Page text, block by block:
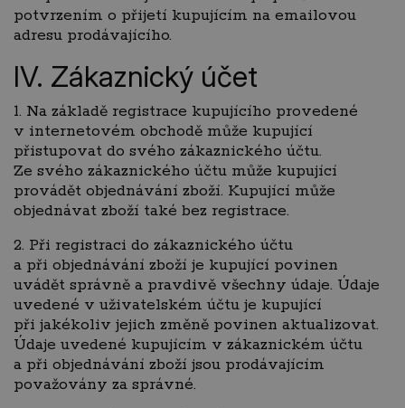
potvrzením o přijetí kupujícím na emailovou
adresu prodávajícího.
IV. Zákaznický účet
1. Na základě registrace kupujícího provedené
v internetovém obchodě může kupující
přistupovat do svého zákaznického účtu.
Ze svého zákaznického účtu může kupující
provádět objednávání zboží. Kupující může
objednávat zboží také bez registrace.
2. Při registraci do zákaznického účtu
a při objednávání zboží je kupující povinen
uvádět správně a pravdivě všechny údaje. Údaje
uvedené v uživatelském účtu je kupující
při jakékoliv jejich změně povinen aktualizovat.
Údaje uvedené kupujícím v zákaznickém účtu
a při objednávání zboží jsou prodávajícím
považovány za správné.